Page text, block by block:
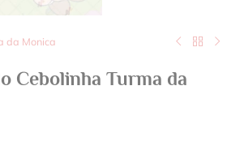
da Monica
Cebolinha Turma da